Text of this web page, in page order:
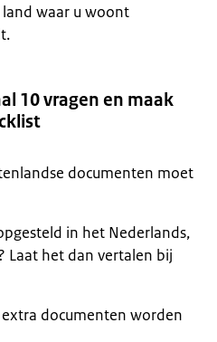
waar u woont
10 vragen en maak
documenten moet
in het Nederlands,
Laat het dan vertalen bij
documenten worden